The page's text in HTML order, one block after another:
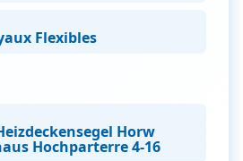
Flexibles
Horw
Hochparterre 4-16